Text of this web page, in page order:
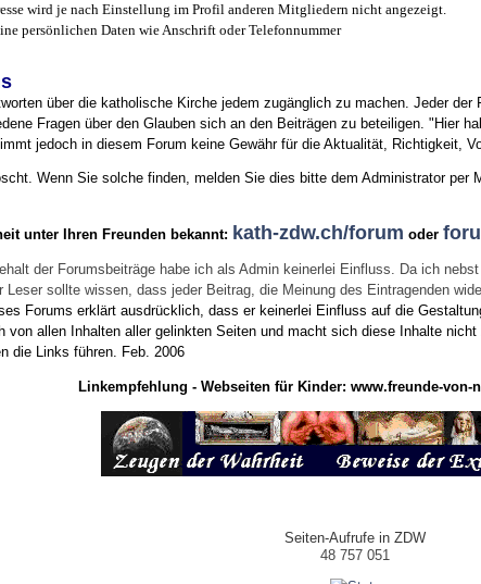
wird je nach Einstellung im Profil anderen Mitgliedern nicht angezeigt.
persönlichen Daten wie Anschrift oder Telefonnummer
über die katholische Kirche jedem zugänglich zu machen. Jeder
Fragen über den Glauben sich an den Beiträgen zu beteiligen. "Hier
jedoch in diesem Forum keine Gewähr für die Aktualität, Richtigkeit,
Wenn Sie solche finden, melden Sie dies bitte dem Administrator per
unter Ihren Freunden bekannt: kath-zdw.ch/forum oder
der Forumsbeiträge habe ich als Admin keinerlei Einfluss. Da ich
sollte wissen, dass jeder Beitrag, die Meinung des Eintragenden
Forums erklärt ausdrücklich, dass er keinerlei Einfluss auf die
allen Inhalten aller gelinkten Seiten und macht sich diese Inhalte nicht
die Links führen. Feb. 2006
Linkempfehlung - Webseiten für Kinder: www.freunde-von-
Seiten-Aufrufe in ZDW
48 757 051